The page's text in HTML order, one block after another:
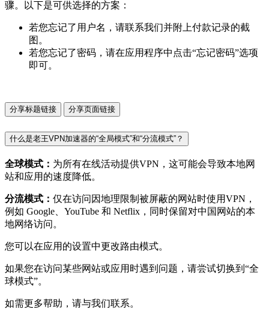
骤。以下是可供选择的方案：
若您忘记了用户名，请联系我们并附上付款记录的截
图。
若您忘记了密码，请在应用程序中点击“忘记密码”选项
即可。
分享标题链接 分享页面链接
什么是老王VPN加速器的“全局模式”和“分流模式”？
全球模式： 为所有在线活动提供VPN，这可能会导致本地网
站和应用的速度降低。
分流模式： 仅在访问因地理限制被屏蔽的网站时使用VPN，
例如 Google、YouTube 和 Netflix，同时保留对中国网站的本
地网络访问。
您可以在应用的设置中更改路由模式。
如果您在访问某些网站或应用时遇到问题，请尝试切换到“全
球模式”。
如需更多帮助，请与我们联系。